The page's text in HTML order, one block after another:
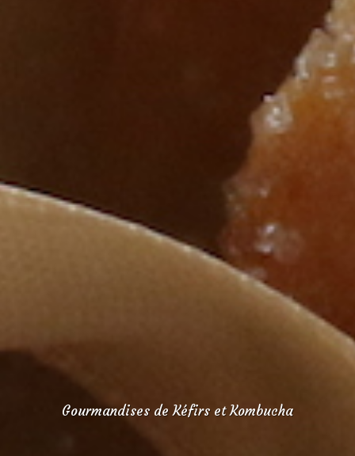
Gourmandises de Kéfirs et Kombucha